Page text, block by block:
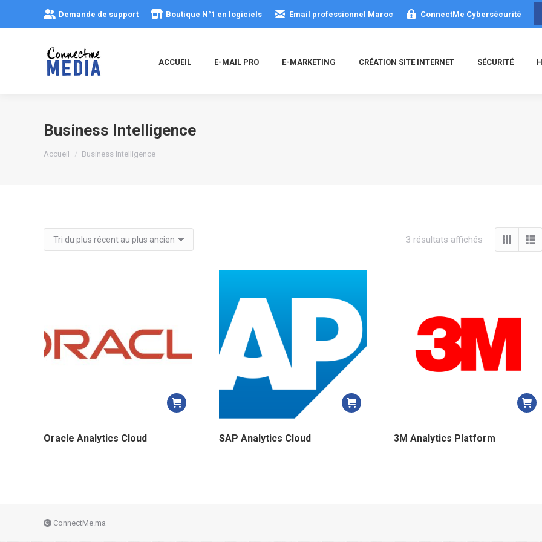
Demande de support Boutique N°1 en logiciels Email professionnel Maroc ConnectMe Cybersécurité
ACCUEIL E-MAIL PRO E-MARKETING CRÉATION SITE INTERNET SÉCURITÉ
Business Intelligence
Vous êtes ici :
Accueil Business Intelligence
3 résultats affichés
plus
ancien
Oracle Analytics Cloud SAP Analytics Cloud 3M Analytics Platform
ConnectMe.ma